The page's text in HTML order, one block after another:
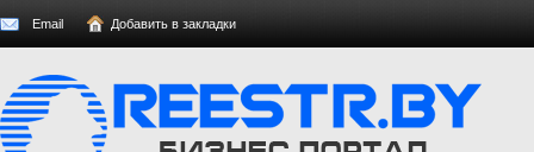
Email Добавить в закладки